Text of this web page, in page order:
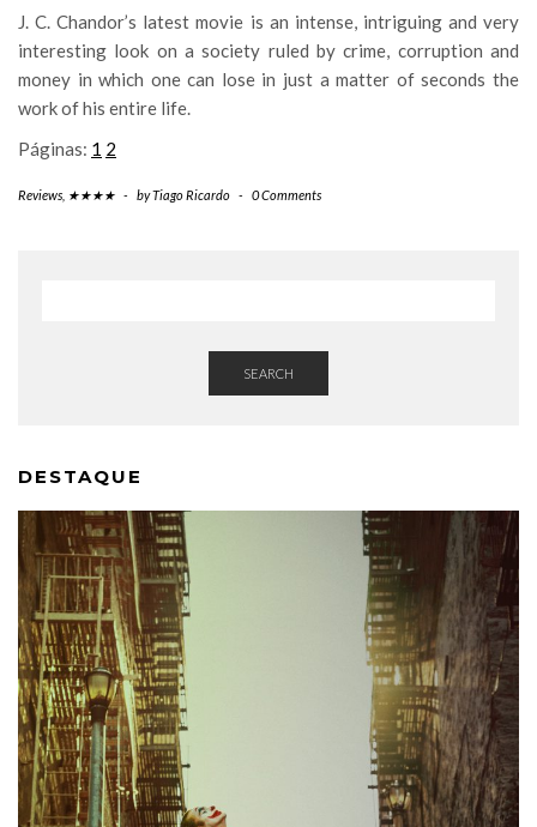
J. C. Chandor’s latest movie is an intense, intriguing and very
interesting look on a society ruled by crime, corruption and
money in which one can lose in just a matter of seconds the
work of his entire life.
Páginas: 1 2
Reviews ★★★★ - byTiago Ricardo - 0 Comments
SEARCH
DESTAQUE